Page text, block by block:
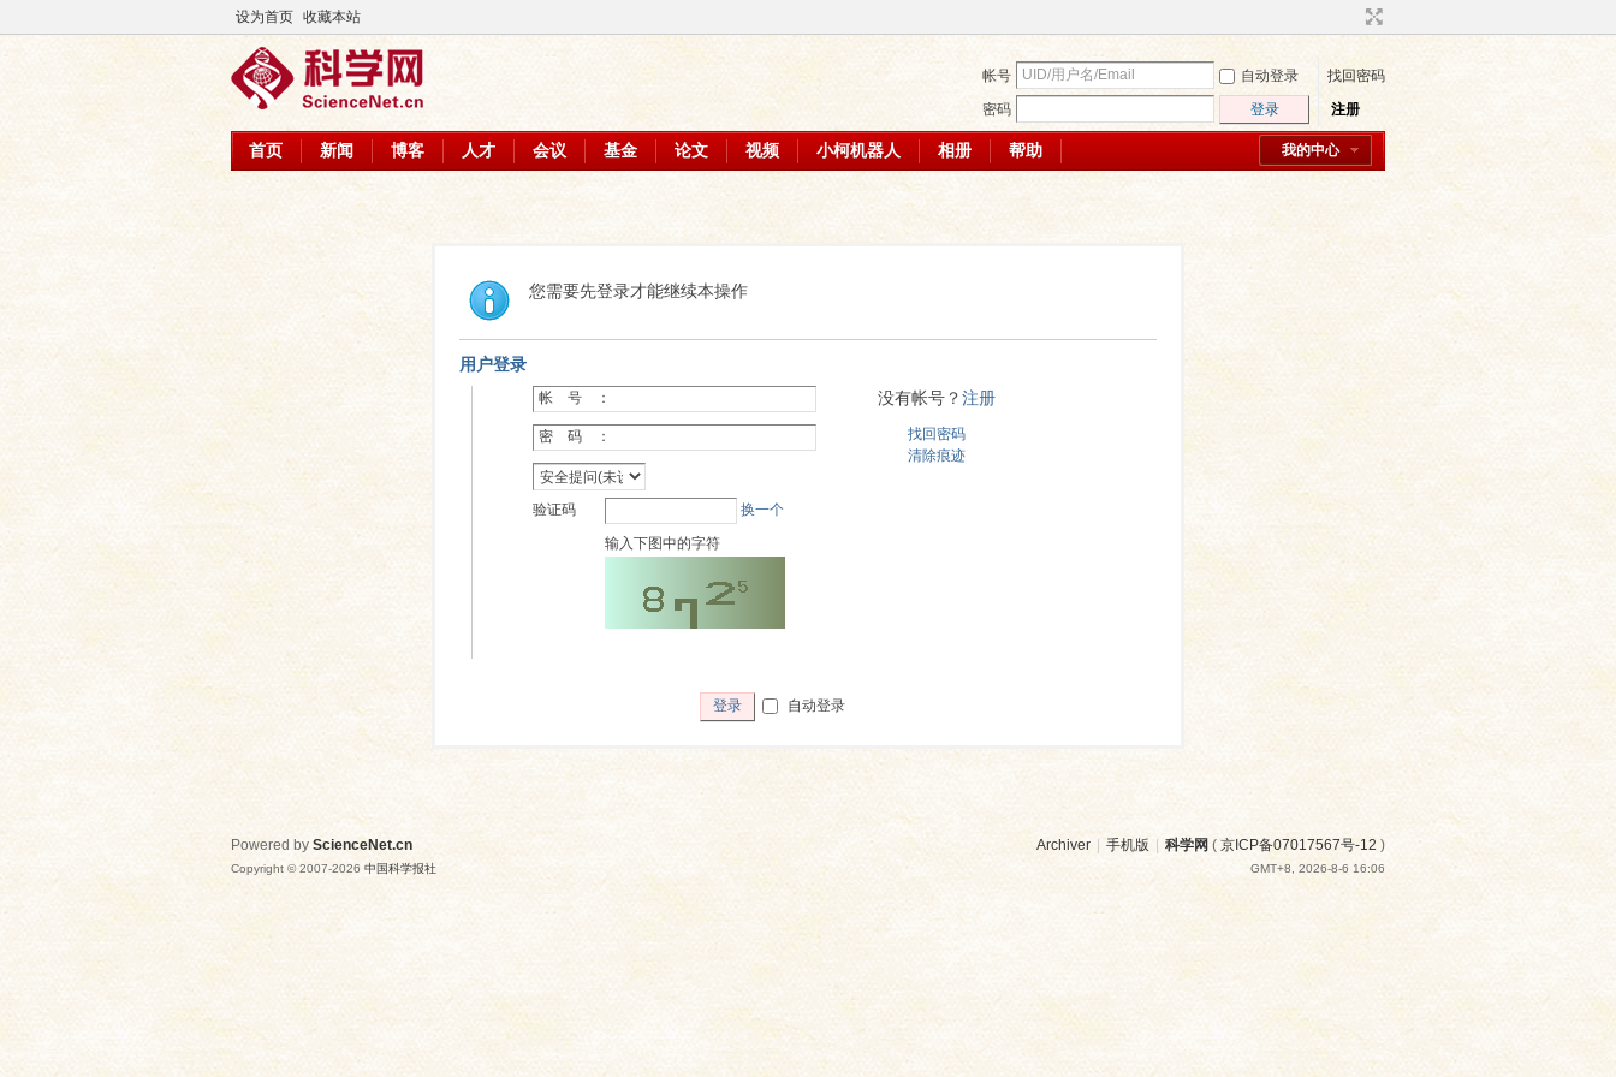
设为首页 收藏本站
帐号 自动登录
找回密码
密码
登录 注册
我的中心
首页 新闻 博客 人才 会议 基金 论文 视频 小柯机器人 相册 帮助
您需要先登录才能继续本操作
用户登录
帐 号 ：
密 码 ：
验证码
换一个
输入下图中的字符
没有帐号？注册
找回密码
清除痕迹
登录 自动登录
Archiver | 手机版 | 科学网 ( 京ICP备07017567号-12 )
GMT+8, 2026-8-6 16:06
Powered by ScienceNet.cn
Copyright © 2007-2026 中国科学报社